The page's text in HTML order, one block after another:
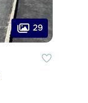
29